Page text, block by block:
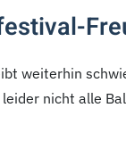
weiterhin
nicht alle